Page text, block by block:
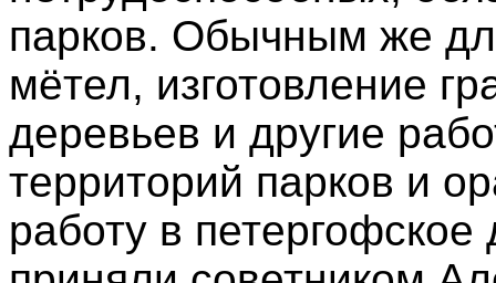
парков. Обычным же
мётел, изготовление
деревьев и другие
территорий парков и
работу в